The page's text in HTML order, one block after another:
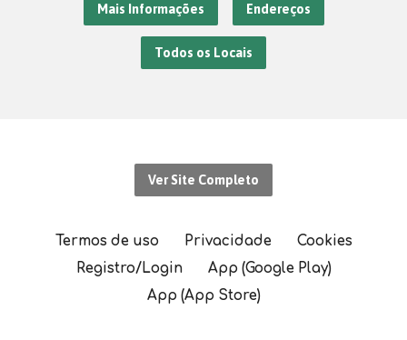
Mais Informações Endereços
Todos os Locais
Ver Site Completo
Termos de uso Privacidade
Cookies
Registro/Login
App (Google Play)
App (App Store)